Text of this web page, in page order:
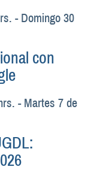
- Domingo 30
con
- Martes 7 de